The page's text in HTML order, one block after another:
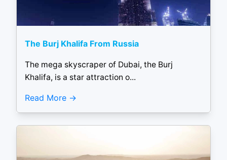
The Burj Khalifa From Russia
The mega skyscraper of Dubai, the Burj
Khalifa, is a star attraction o...
Read More